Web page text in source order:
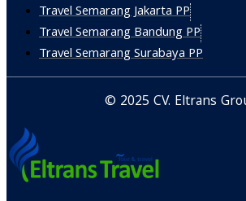
Travel Semarang Jakarta PP
Travel Semarang Bandung PP
Travel Semarang Surabaya PP
© 2025 CV. Eltrans